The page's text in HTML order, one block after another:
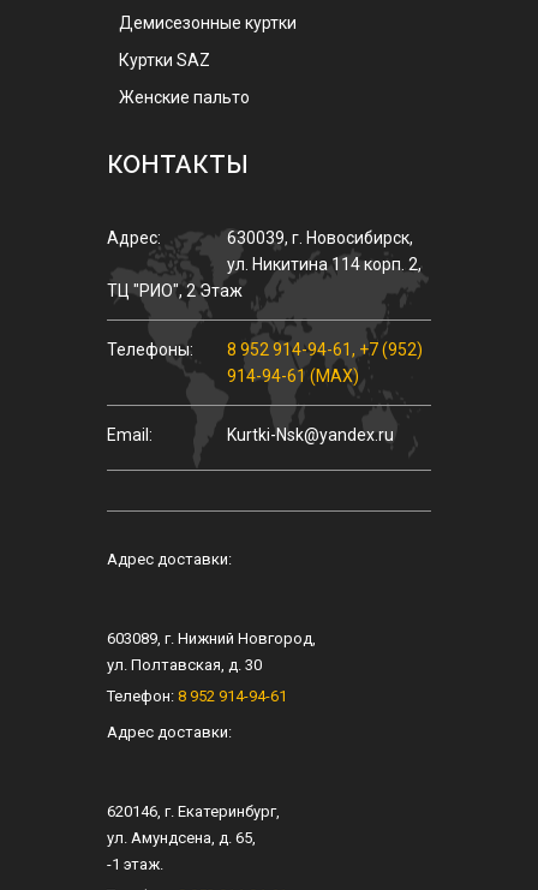
Демисезонные куртки
Куртки SAZ
Женские пальто
КОНТАКТЫ
Адрес: 630039, г. Новосибирск,
ул. Никитина 114 корп. 2,
ТЦ "РИО", 2 Этаж
Телефоны: 8 952 914-94-61, +7 (952)
914-94-61 (MAX)
Email: Kurtki-Nsk@yandex.ru
Адрес доставки:
603089 , г. Нижний Новгород
ул. Полтавская, д. 30
Телефон: 8 952 914-94-61
Адрес доставки:
620146 , г. Екатеринбург,
ул. Амундсена, д. 65
-1 этаж.